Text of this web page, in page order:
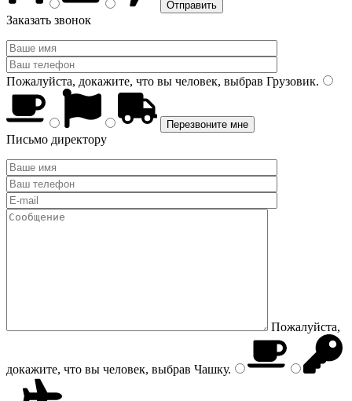
Заказать звонок
Пожалуйста, докажите, что вы человек, выбрав Грузовик.
Письмо директору
Пожалуйста,
докажите, что вы человек, выбрав Чашку.